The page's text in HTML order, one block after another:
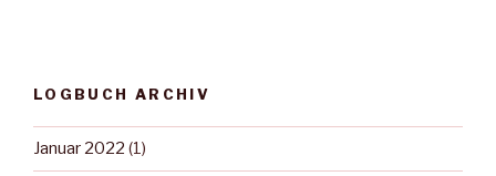
LOGBUCH ARCHIV
Januar 2022 (1)